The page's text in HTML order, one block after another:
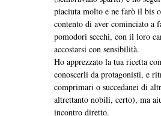
piaciuta molto e ne farò il bis
contento di aver cominciato a
pomodori secchi, con il loro
accostarsi con sensibilità.
Ho apprezzato la tua ricetta
conoscerli da protagonisti, e
comprimari o succedanei di
altrettanto nobili, certo), ma
incontro diretto.